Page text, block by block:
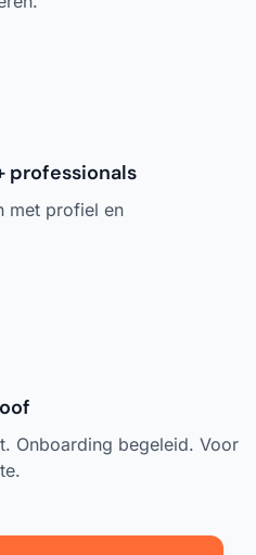
professionals
met profiel en
Onboarding begeleid. Voor